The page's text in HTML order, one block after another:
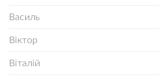
Василь
Віктор
Віталій